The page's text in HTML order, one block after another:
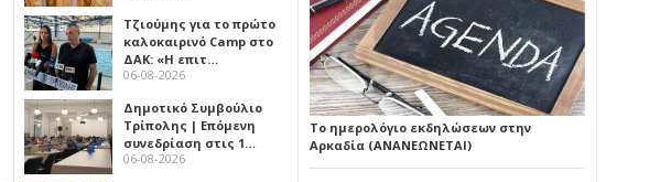
Τζιούμης για το πρώτο
καλοκαιρινό Camp στο
ΔΑΚ: «Η επιτ…
06-08-2026
Δημοτικό Συμβούλιο
Τρίπολης | Επόμενη
συνεδρίαση στις 1…
06-08-2026
Το ημερολόγιο εκδηλώσεων στην
Αρκαδία (ΑΝΑΝΕΩΝΕΤΑΙ)